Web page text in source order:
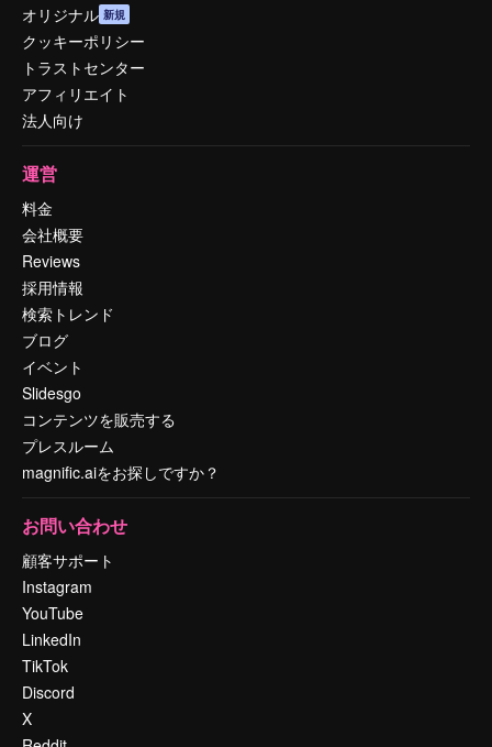
オリジナル 新規
クッキーポリシー
トラストセンター
アフィリエイト
法人向け
運営
料金
会社概要
Reviews
採用情報
検索トレンド
ブログ
イベント
Slidesgo
コンテンツを販売する
プレスルーム
magnific.aiをお探しですか？
お問い合わせ
顧客サポート
Instagram
YouTube
LinkedIn
TikTok
Discord
X